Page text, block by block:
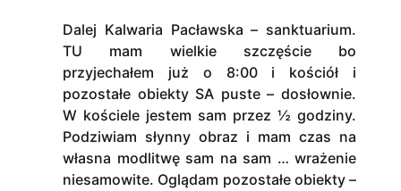
Dalej Kalwaria Pacławska – sanktuarium.
TU mam wielkie szczęście bo
przyjechałem już o 8:00 i kościół i
pozostałe obiekty SA puste – dosłownie.
W kościele jestem sam przez ½ godziny.
Podziwiam słynny obraz i mam czas na
własna modlitwę sam na sam … wrażenie
niesamowite. Oglądam pozostałe obiekty –